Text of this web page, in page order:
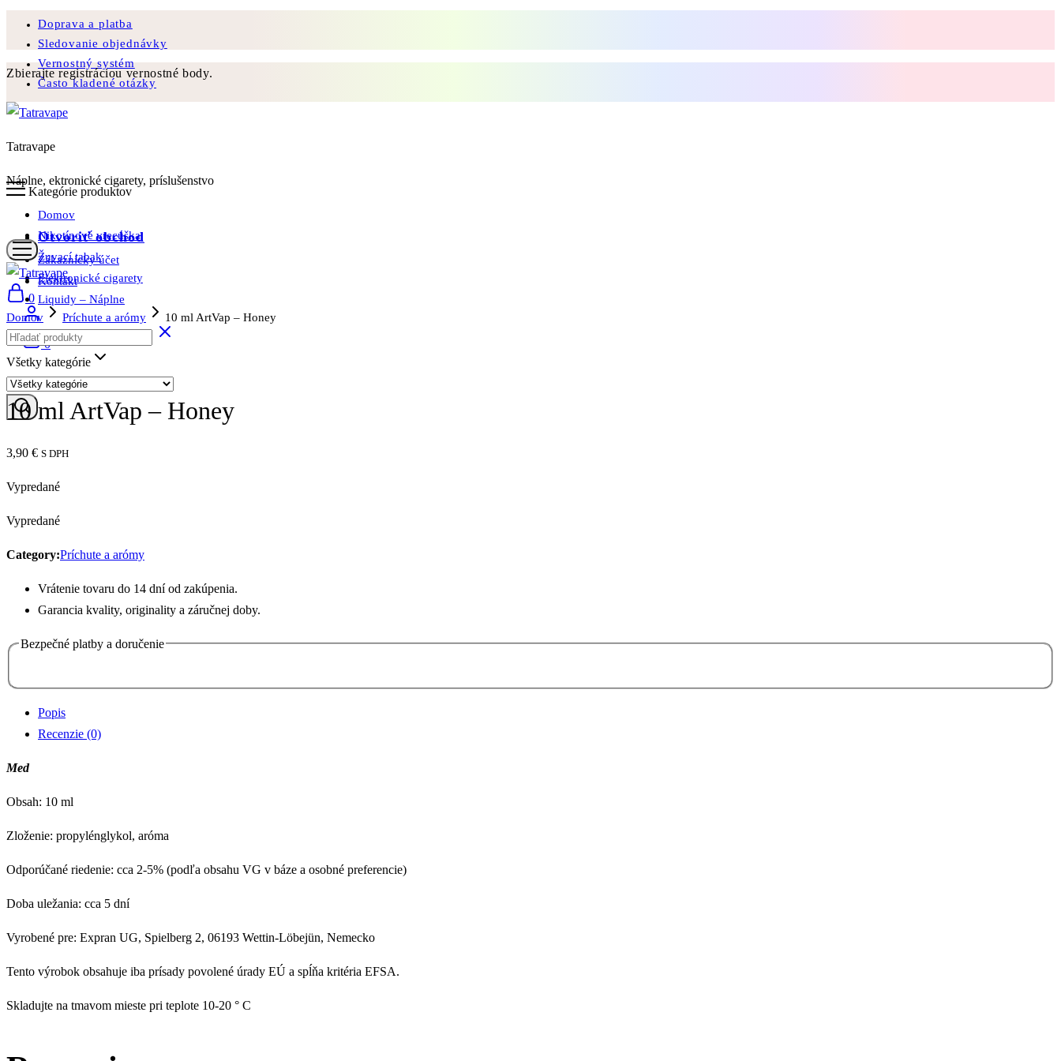
Doprava a platba
Sledovanie objednávky
Vernostný systém
Často kladené otázky
Zbierajte registráciou vernostné body.
Tatravape
Náplne, ektronické cigarety, príslušenstvo
Domov
Otvoriť obchod
Zákaznícky účet
Kontakt
0
Kategórie produktov
Nikotínové vrecúška
Žuvací tabak
Elektronické cigarety
Liquidy – Náplne
Všetky kategórie
0
Domov Príchute a arómy 10 ml ArtVap – Honey
Vypredané
10 ml ArtVap – Honey
3,90 € S DPH
Vypredané
Vypredané
Category:Príchute a arómy
Vrátenie tovaru do 14 dní od zakúpenia.
Garancia kvality, originality a záručnej doby.
Bezpečné platby a doručenie
Popis
Recenzie (0)
Med
Obsah: 10 ml
Zloženie: propylénglykol, aróma
Odporúčané riedenie: cca 2-5% (podľa obsahu VG v báze a osobné preferencie)
Doba uležania: cca 5 dní
Vyrobené pre: Expran UG, Spielberg 2, 06193 Wettin-Löbejün, Nemecko
Tento výrobok obsahuje iba prísady povolené úrady EÚ a spĺňa kritéria EFSA.
Skladujte na tmavom mieste pri teplote 10-20 ° C